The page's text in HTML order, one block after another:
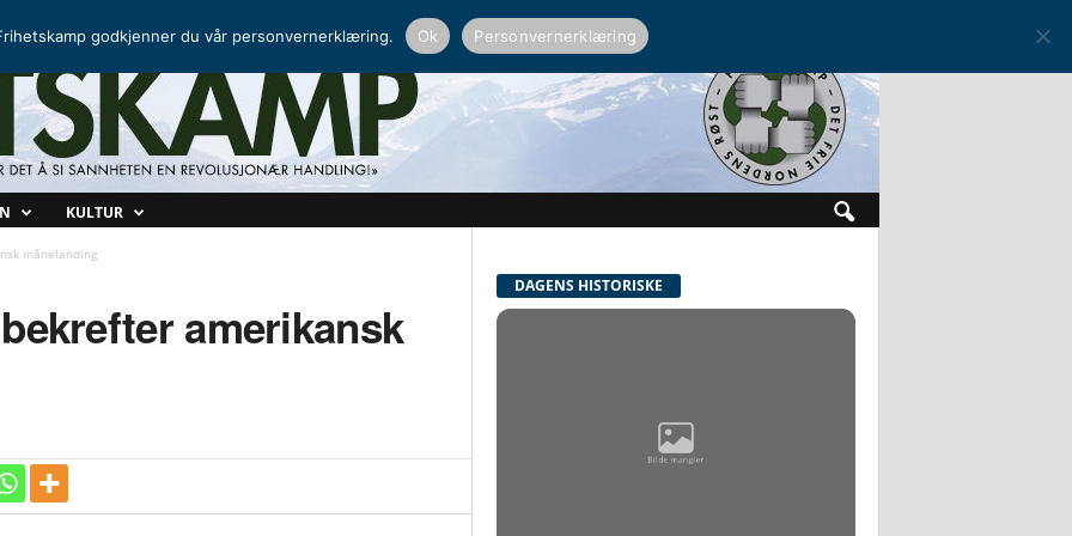
KULTUR
månelanding
amerikansk
DAGENS HISTORISKE
godkjenner du vår personvernerklæring. Ok Personvernerklæring